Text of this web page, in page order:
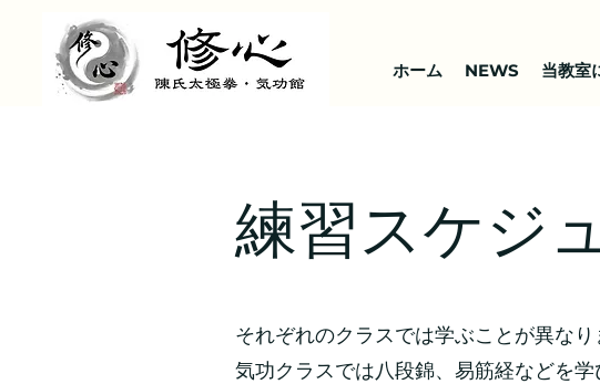
ホーム NEWS 当教室
練習スケジ
それぞれのクラスでは学ぶことが異なり
気功クラスでは八段錦、易筋経などを